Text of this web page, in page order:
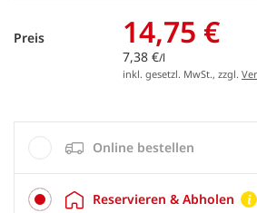
Preis 14,75 €
7,38 €/l
inkl. gesetzl. MwSt., zzgl.
Online bestellen
Reservieren & Abholen